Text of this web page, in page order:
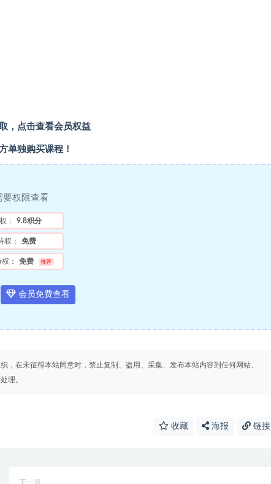
，点击查看会员权益
单独购买课程！
要权限查看
： 9.8积分
权： 免费
： 免费 推荐
会员免费查看
在未征得本站同意时，禁止复制、盗用、采集、发布本站内容到任何网站、
理。
收藏 海报 链接
下一篇